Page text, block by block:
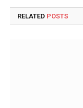
RELATED POSTS